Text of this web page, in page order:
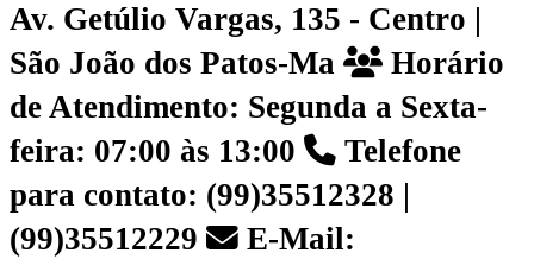
Av. Getúlio Vargas, 135 - Centro |
São João dos Patos-Ma
Horário
de Atendimento: Segunda a Sexta-
feira: 07:00 às 13:00
Telefone
para contato: (99)35512328 |
(99)35512229
E-Mail: